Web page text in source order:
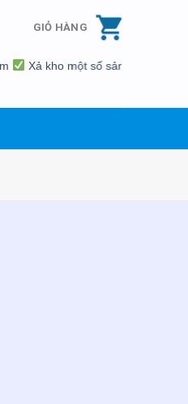
GIỎ HÀNG
Xả kho một số sản phẩm giá